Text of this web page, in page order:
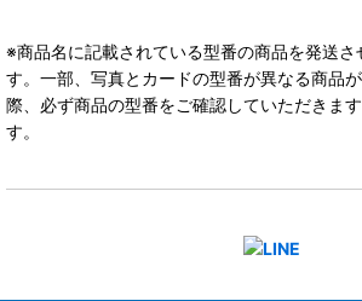
※商品名に記載されている型番の商品を発送さ
す。一部、写真とカードの型番が異なる商品
際、必ず商品の型番をご確認していただきま
す。